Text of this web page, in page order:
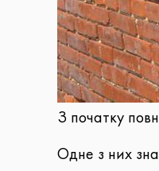
З початку
Одне з них